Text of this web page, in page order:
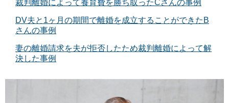
裁判離婚によって養育費を勝ち取ったCさんの事例
DV夫と1ヶ月の期間で離婚を成立することができたB
さんの事例
妻の離婚請求を夫が拒否したため裁判離婚によって解
決した事例